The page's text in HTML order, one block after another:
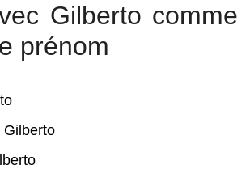
Gilberto comme
prénom
Gilberto